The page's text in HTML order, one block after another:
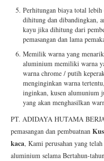
Perhitungan biaya total
dihitung dan dibandingkan,
kayu jika dihitung dari
pemasangan dan lama
Memilik warna yang
aluminium memiliki warna
warna chrome / putih
menginginkan warna
inginkan, kusen alumunium
yang akan menghasilkan
PT. ADIDAYA HUTAMA
pemasangan dan pembuatnan
kaca, Kami perusahan yang
aluminium selama Bertahun-